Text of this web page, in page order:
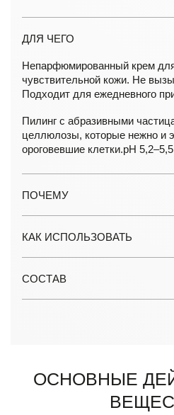
ДЛЯ ЧЕГО
Непарфюмированный крем
чувствительной кожи. Не
Подходит для ежедневного
Пилинг с абразивными
целлюлозы, которые нежно и
ороговевшие клетки.pH 5,2–5,5
ПОЧЕМУ
КАК ИСПОЛЬЗОВАТЬ
СОСТАВ
ОСНОВНЫЕ